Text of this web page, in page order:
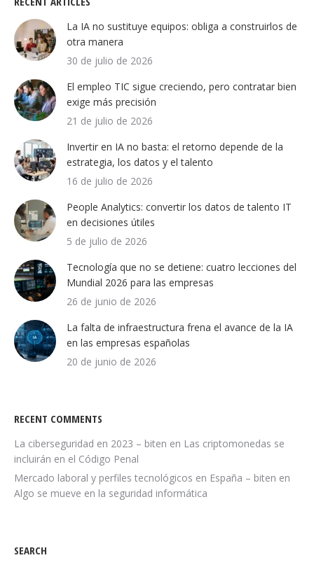
La IA no sustituye equipos: obliga a construirlos de
otra manera
30 de julio de 2026
El empleo TIC sigue creciendo, pero contratar bien
exige más precisión
21 de julio de 2026
Invertir en IA no basta: el retorno depende de la
estrategia, los datos y el talento
16 de julio de 2026
People Analytics: convertir los datos de talento IT
en decisiones útiles
5 de julio de 2026
Tecnología que no se detiene: cuatro lecciones del
Mundial 2026 para las empresas
26 de junio de 2026
La falta de infraestructura frena el avance de la IA
en las empresas españolas
20 de junio de 2026
RECENT COMMENTS
La ciberseguridad en 2023 – biten en Las criptomonedas se
incluirán en el Código Penal
Mercado laboral y perfiles tecnológicos en España – biten en
Algo se mueve en la seguridad informática
SEARCH